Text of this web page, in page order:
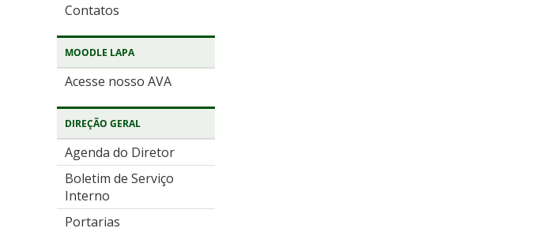
Contatos
MOODLE LAPA
Acesse nosso AVA
DIREÇÃO GERAL
Agenda do Diretor
Boletim de Serviço
Interno
Portarias